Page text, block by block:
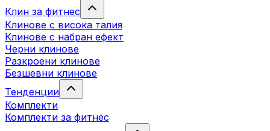
Клин за фитнес
Клинове с висока талия
Клинове с набран ефект
Черни клинове
Разкроени клинове
Безшевни клинове
Тенденции
Комплекти
Комплекти за фитнес